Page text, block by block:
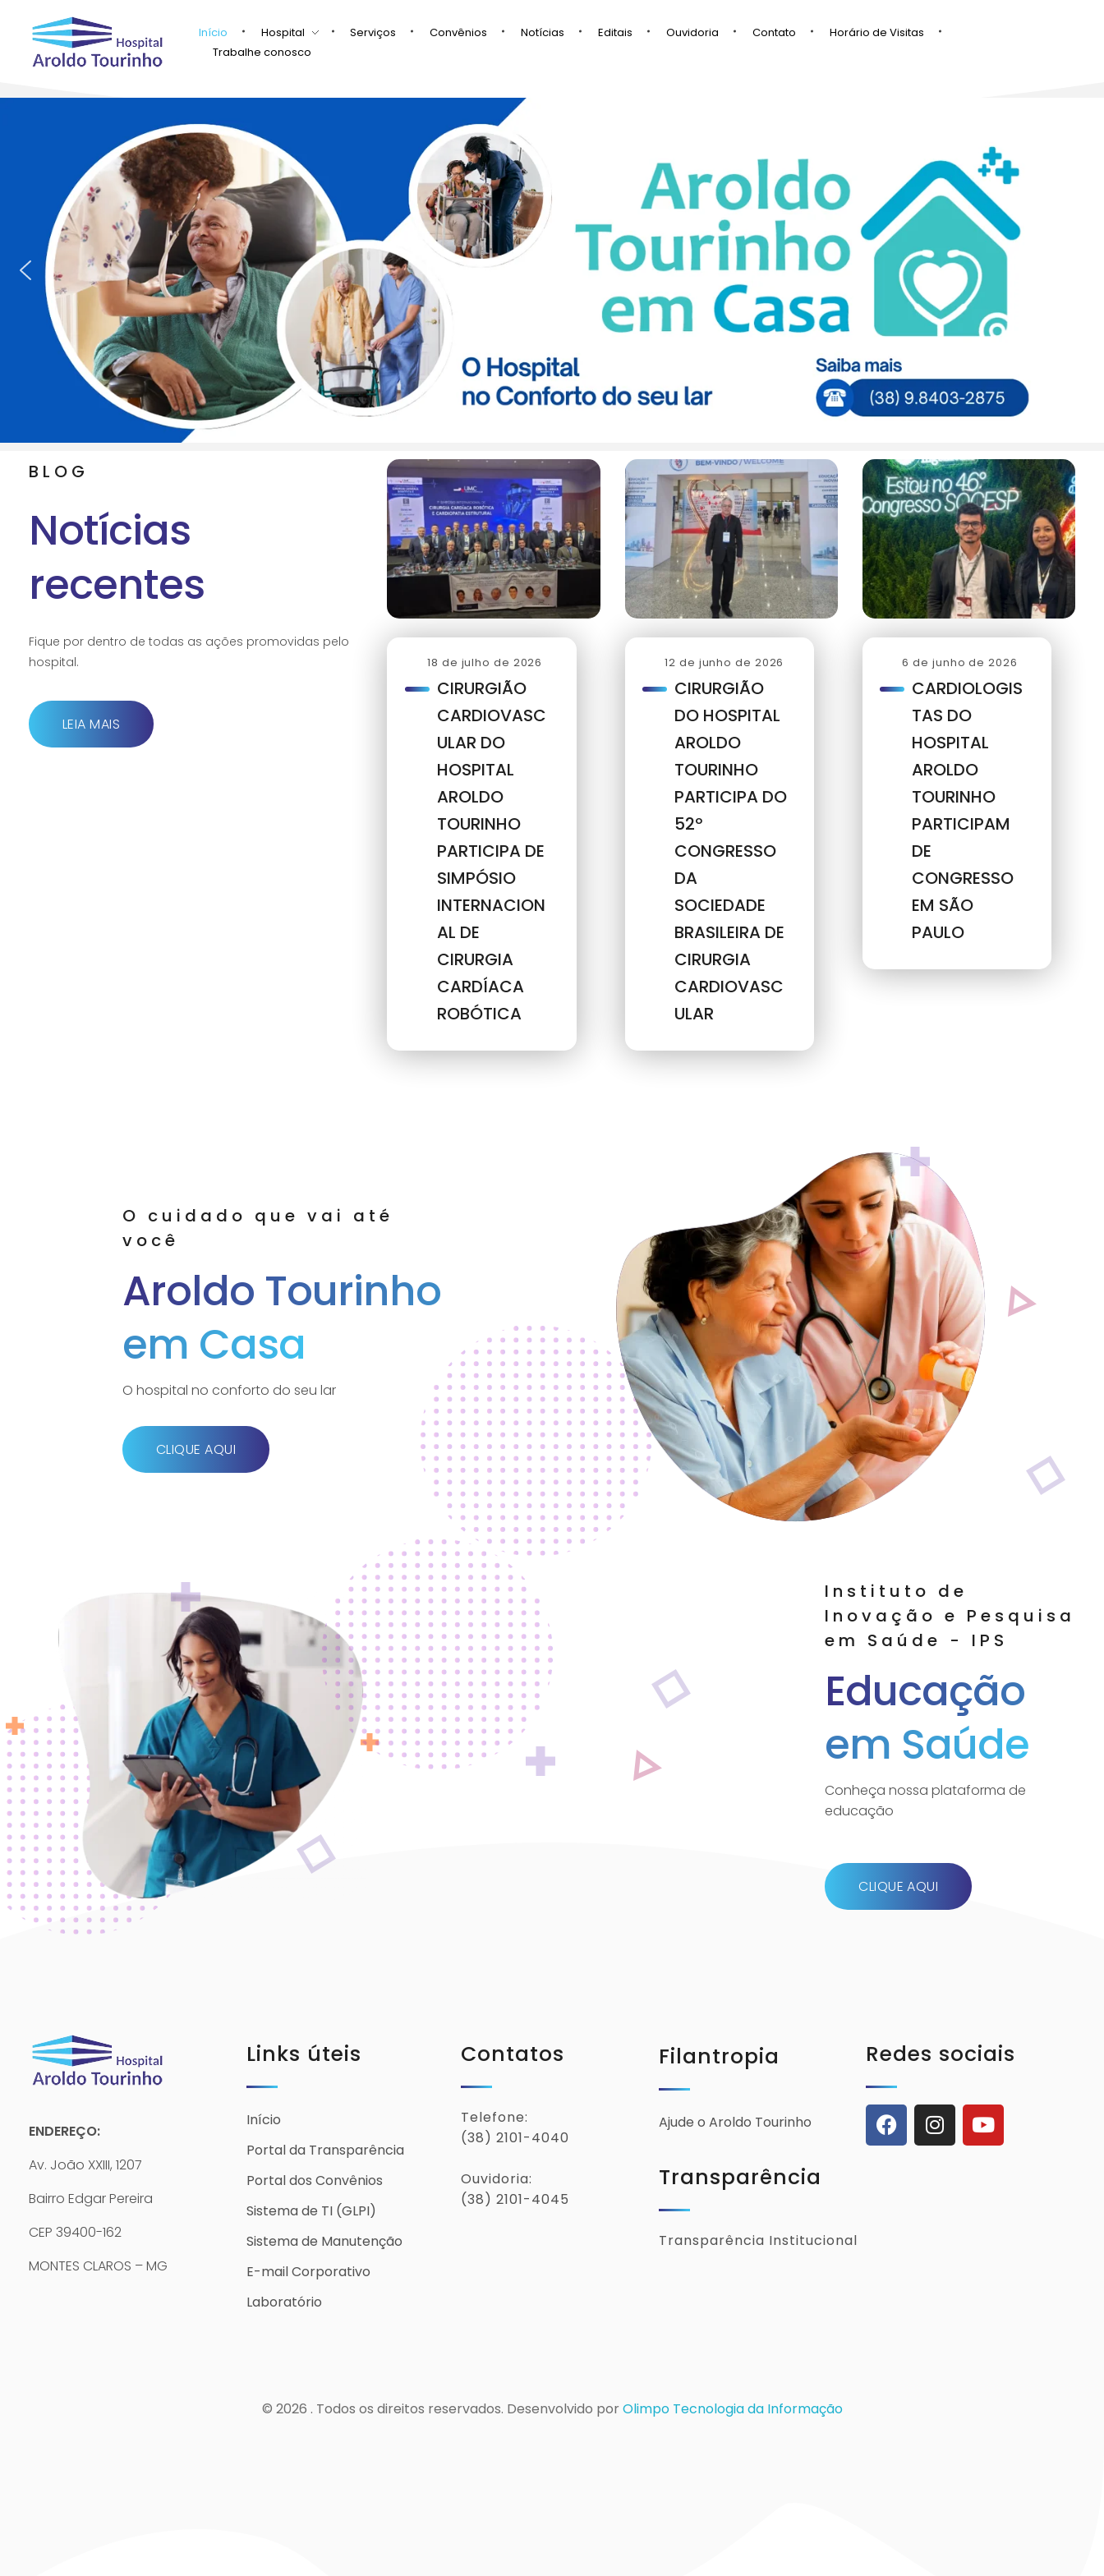
Início Hospital Serviços Convênios Notícias Editais Ouvidoria Contato
Horário de Visitas
Trabalhe conosco
BLOG
Notícias
recentes
Fique por dentro de todas as ações promovidas pelo
hospital.
LEIA MAIS
18 de julho de 2026
CIRURGIÃO
CARDIOVASC
ULAR DO
HOSPITAL
AROLDO
TOURINHO
PARTICIPA DE
SIMPÓSIO
INTERNACION
AL DE
CIRURGIA
CARDÍACA
ROBÓTICA
12 de junho de 2026
CIRURGIÃO
DO HOSPITAL
AROLDO
TOURINHO
PARTICIPA DO
52º
CONGRESSO
DA
SOCIEDADE
BRASILEIRA DE
CIRURGIA
CARDIOVASC
ULAR
6 de junho de 2026
CARDIOLOGIS
TAS DO
HOSPITAL
AROLDO
TOURINHO
PARTICIPAM
DE
CONGRESSO
EM SÃO
PAULO
O cuidado que vai até
você
Aroldo Tourinho
em Casa
O hospital no conforto do seu lar
CLIQUE AQUI
Instituto de
Inovação e Pesquisa
em Saúde - IPS
Educação
em Saúde
Conheça nossa plataforma de
educação
CLIQUE AQUI
ENDEREÇO:
Av. João XXIII, 1207
Bairro Edgar Pereira
CEP 39400-162
MONTES CLAROS – MG
Links úteis
Início
Portal da Transparência
Portal dos Convênios
Sistema de TI (GLPI)
Sistema de Manutenção
E-mail Corporativo
Laboratório
Contatos
Telefone:
(38) 2101-4040
Ouvidoria:
(38) 2101-4045
Filantropia
Ajude o Aroldo Tourinho
Transparência
Transparência Institucional
Redes sociais
© 2026 . Todos os direitos reservados. Desenvolvido porOlimpo Tecnologia da Informação